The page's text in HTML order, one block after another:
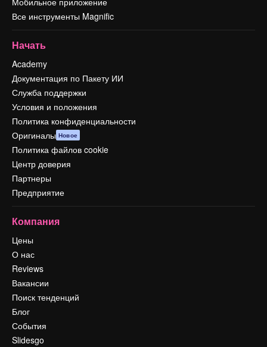
Все инструменты Magnific
Начать
Academy
Документация по Пакету ИИ
Служба поддержки
Условия и положения
Политика конфиденциальности
Оригиналы Новое
Политика файлов cookie
Центр доверия
Партнеры
Предприятие
Компания
Цены
О нас
Reviews
Вакансии
Поиск тенденций
Блог
События
Slidesgo